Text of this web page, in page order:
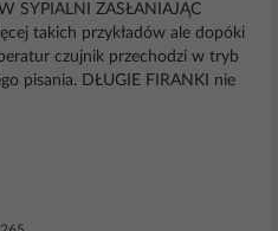
SYPIALNI ZASŁANIAJĄC
takich przykładów ale dopóki
czujnik przechodzi w tryb
pisania. DŁUGIE FIRANKI nie